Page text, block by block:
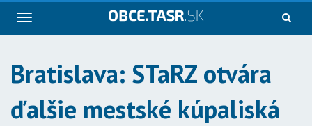
Navigácia
Bratislava: STaRZ otvára
ďalšie mestské kúpaliská